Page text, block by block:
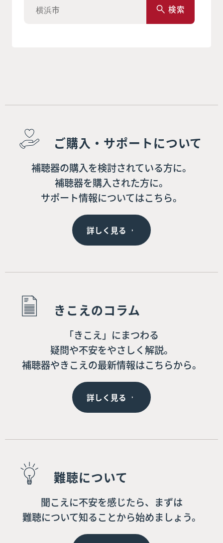
検索
ご購入・サポートについて
補聴器の購入を検討されている方に。
補聴器を購入された方に。
サポート情報についてはこちら。
詳しく見る
きこえのコラム
「きこえ」にまつわる
疑問や不安をやさしく解説。
補聴器やきこえの最新情報はこちらから。
詳しく見る
難聴について
聞こえに不安を感じたら、まずは
難聴について知ることから始めましょう。